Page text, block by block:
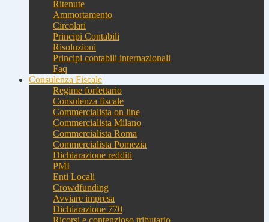
Ritenute
Ammortamento
Circolari
Principi Contabili
Risoluzioni
Principi contabili internazionali
Faq
Consulenza Fiscale
Regime forfettario
Consulenza fiscale
Commercialista on line
Commercialista Milano
Commercialista Roma
Commercialista Pomezia
Dichiarazione redditi
PMI
Enti Locali
Crowdfunding
Avviare impresa
Dichiarazione 770
Ricorsi e contenzioso tributario